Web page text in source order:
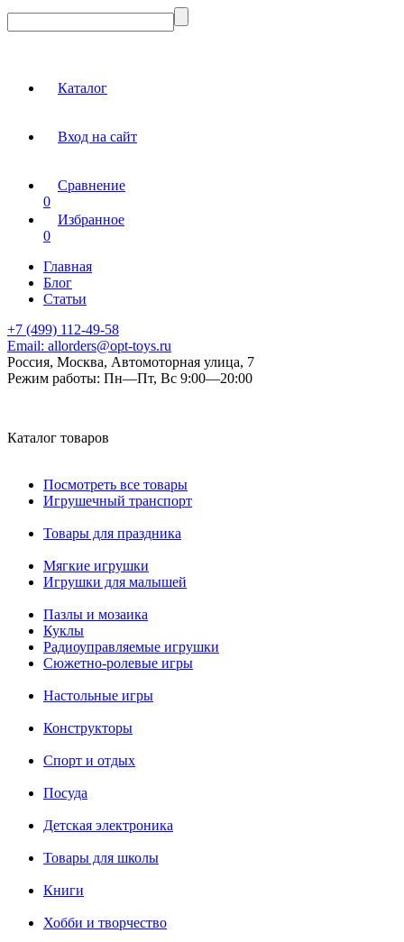
Каталог
Вход на сайт
Сравнение
0
Избранное
0
Главная
Блог
Статьи
+7 (499) 112-49-58
Email: allorders@opt-toys.ru
Россия, Москва, Автомоторная улица, 7
Режим работы: Пн—Пт, Вс 9:00—20:00
Каталог товаров
Посмотреть все товары
Игрушечный транспорт
Товары для праздника
Мягкие игрушки
Игрушки для малышей
Пазлы и мозаика
Куклы
Радиоуправляемые игрушки
Сюжетно-ролевые игры
Настольные игры
Конструкторы
Спорт и отдых
Посуда
Детская электроника
Товары для школы
Книги
Хобби и творчество